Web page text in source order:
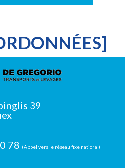
39
78 (Appel vers le réseau fixe national)